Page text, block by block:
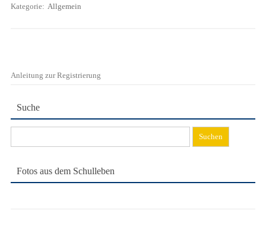
Kategorie: Allgemein
Anleitung zur Registrierung
Suche
nach:
Fotos aus dem Schulleben